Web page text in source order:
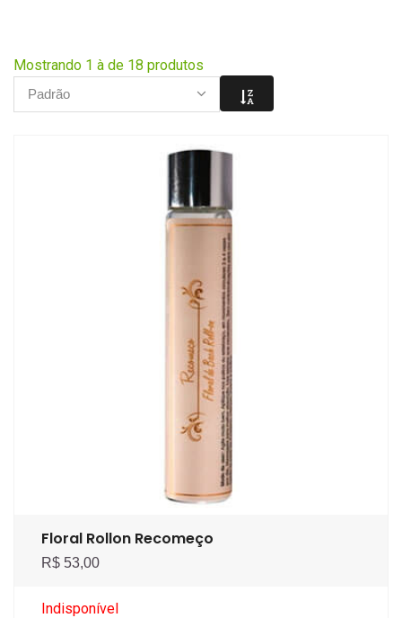
Mostrando 1 à de 18 produtos
Padrão
Floral Rollon Recomeço
R$ 53,00
Indisponível